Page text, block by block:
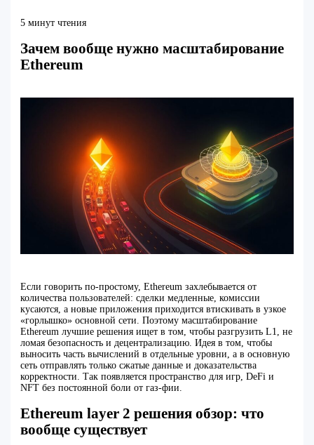
5 минут чтения
Зачем вообще нужно масштабирование
Ethereum
Если говорить по‑простому, Ethereum захлебывается от
количества пользователей: сделки медленные, комиссии
кусаются, а новые приложения приходится втискивать в узкое
«горлышко» основной сети. Поэтому масштабирование
Ethereum лучшие решения ищет в том, чтобы разгрузить L1, не
ломая безопасность и децентрализацию. Идея в том, чтобы
выносить часть вычислений в отдельные уровни, а в основную
сеть отправлять только сжатые данные и доказательства
корректности. Так появляется пространство для игр, DeFi и
NFT без постоянной боли от газ-фии.
Ethereum layer 2 решения обзор: что
вообще существует